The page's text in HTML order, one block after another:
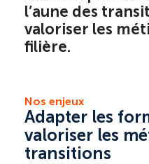
l’aune des
valoriser les
filière.
Nos enjeux
Adapter les
valoriser les
transitions